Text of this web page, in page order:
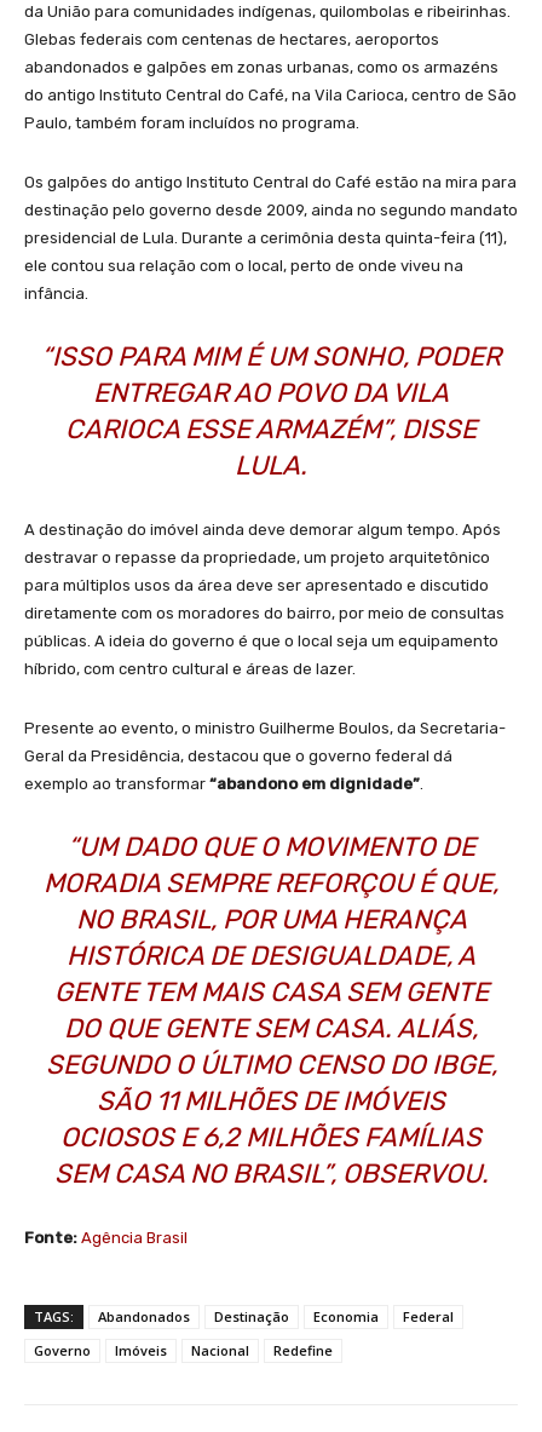
da União para comunidades indígenas, quilombolas e ribeirinhas.
Glebas federais com centenas de hectares, aeroportos
abandonados e galpões em zonas urbanas, como os armazéns
do antigo Instituto Central do Café, na Vila Carioca, centro de São
Paulo, também foram incluídos no programa.
Os galpões do antigo Instituto Central do Café estão na mira para
destinação pelo governo desde 2009, ainda no segundo mandato
presidencial de Lula. Durante a cerimônia desta quinta-feira (11),
ele contou sua relação com o local, perto de onde viveu na
infância.
“ISSO PARA MIM É UM SONHO, PODER
ENTREGAR AO POVO DA VILA
CARIOCA ESSE ARMAZÉM”, DISSE
LULA.
A destinação do imóvel ainda deve demorar algum tempo. Após
destravar o repasse da propriedade, um projeto arquitetônico
para múltiplos usos da área deve ser apresentado e discutido
diretamente com os moradores do bairro, por meio de consultas
públicas. A ideia do governo é que o local seja um equipamento
híbrido, com centro cultural e áreas de lazer.
Presente ao evento, o ministro Guilherme Boulos, da Secretaria-
Geral da Presidência, destacou que o governo federal dá
exemplo ao transformar “abandono em dignidade”
“UM DADO QUE O MOVIMENTO DE
MORADIA SEMPRE REFORÇOU É QUE,
NO BRASIL, POR UMA HERANÇA
HISTÓRICA DE DESIGUALDADE, A
GENTE TEM MAIS CASA SEM GENTE
DO QUE GENTE SEM CASA. ALIÁS,
SEGUNDO O ÚLTIMO CENSO DO IBGE,
SÃO 11 MILHÕES DE IMÓVEIS
OCIOSOS E 6,2 MILHÕES FAMÍLIAS
SEM CASA NO BRASIL”, OBSERVOU.
Fonte: Agência Brasil
TAGS: Abandonados Destinação Economia
Federal
Governo
Imóveis Nacional Redefine